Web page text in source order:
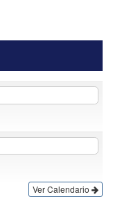
Ver Calendario